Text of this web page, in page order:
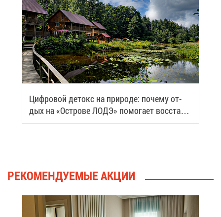
Циф­ро­вой де­токс на при­ро­де: по­че­му от­
дых на «Ост­ро­ве ЛОДЭ» по­мо­га­ет вос­ста­но­
вить си­лы
РЕ­КО­МЕН­ДУ­Е­МЫЕ АК­ЦИИ